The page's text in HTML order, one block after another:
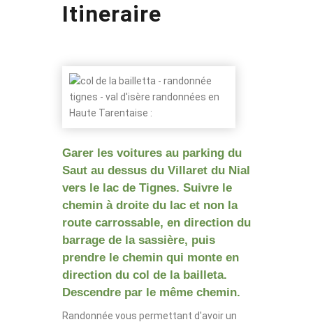
Itineraire
Garer les voitures au parking du
Saut au dessus du Villaret du Nial
vers le lac de Tignes. Suivre le
chemin à droite du lac et non la
route carrossable, en direction du
barrage de la sassière, puis
prendre le chemin qui monte en
direction du col de la bailleta.
Descendre par le même chemin.
Randonnée vous permettant d'avoir un